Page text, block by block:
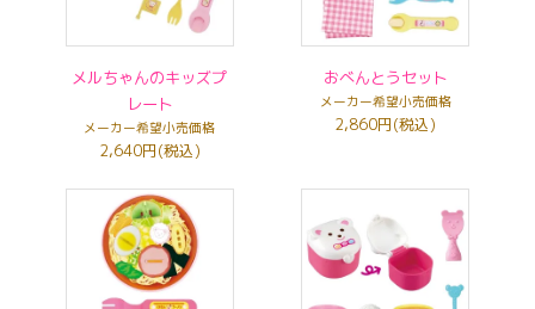
メルちゃんのキッズプ
レート
メーカー希望小売価格
2,640円(税込)
おべんとうセット
メーカー希望小売価格
2,860円(税込)